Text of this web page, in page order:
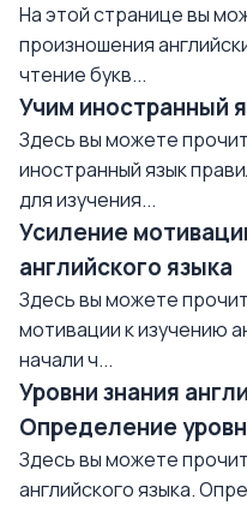
На этой странице вы
произношения
чтение букв...
Учим иностранный
Здесь вы можете
иностранный язык
для изучения...
Усиление
английского языка
Здесь вы можете
мотивации к изучению
начали ч...
Уровни знания
Определение
Здесь вы можете
английского языка.